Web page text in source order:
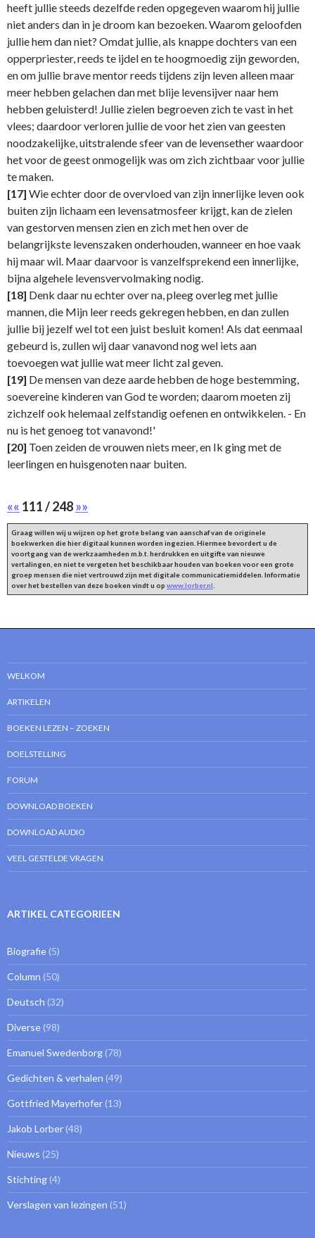
heeft jullie steeds dezelfde reden opgegeven waarom hij jullie
niet anders dan in je droom kan bezoeken. Waarom geloofden
jullie hem dan niet? Omdat jullie, als knappe dochters van een
opperpriester, reeds te ijdel en te hoogmoedig zijn geworden,
en om jullie brave mentor reeds tijdens zijn leven alleen maar
meer hebben gelachen dan met blije levensijver naar hem
hebben geluisterd! Jullie zielen begroeven zich te vast in het
vlees; daardoor verloren jullie de voor het zien van geesten
noodzakelijke, uitstralende sfeer van de levensether waardoor
het voor de geest onmogelijk was om zich zichtbaar voor jullie
te maken.
[17] Wie echter door de overvloed van zijn innerlijke leven ook
buiten zijn lichaam een levensatmosfeer krijgt, kan de zielen
van gestorven mensen zien en zich met hen over de
belangrijkste levenszaken onderhouden, wanneer en hoe vaak
hij maar wil. Maar daarvoor is vanzelfsprekend een innerlijke,
bijna algehele levensvervolmaking nodig.
[18] Denk daar nu echter over na, pleeg overleg met jullie
mannen, die Mijn leer reeds gekregen hebben, en dan zullen
jullie bij jezelf wel tot een juist besluit komen! Als dat eenmaal
gebeurd is, zullen wij daar vanavond nog wel iets aan
toevoegen wat jullie wat meer licht zal geven.
[19] De mensen van deze aarde hebben de hoge bestemming,
soevereine kinderen van God te worden; daarom moeten zij
zichzelf ook helemaal zelfstandig oefenen en ontwikkelen. - En
nu is het genoeg tot vanavond!'
[20] Toen zeiden de vrouwen niets meer, en Ik ging met de
leerlingen en huisgenoten naar buiten.
«« 111 / 248»»
Graag willen wij u wijzen op het grote belang van aanschaf van de originele
boekwerken die hier digitaal kunnen worden ingezien. Hiermee bevordert u de
voortgang van de werkzaamheden m.b.t. herdrukken en uitgifte van nieuwe
vertalingen, en niet te vergeten het beschikbaar houden van boeken voor een grote
groep mensen die niet vertrouwd zijn met digitale communicatiemiddelen. Informatie
over het bestellen van deze boeken vindt u op www.lorber.nl
WELKOM
ARTIKELEN
BOEKEN LEZEN – ZOEKEN
DOELSTELLING
FORUM
DOWNLOAD BOEKEN
DOWNLOAD AUDIO
VEEL GESTELDE VRAGEN
ARTIKEL CATEGORIEEN
Biografie (5)
Column (50)
Deutsch (32)
Diverse (98)
Emanuel Swedenborg (78)
Gedichten & verhalen (49)
Gottfried Mayerhofer (13)
Jakob Lorber (48)
Nieuws (25)
Stichting (4)
Verslagen van lezingen (51)